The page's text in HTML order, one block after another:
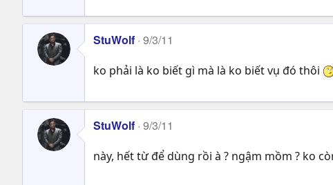
StuWolf 9/3/11
ko phải là ko biết gì mà là ko biết vụ đó thôi
StuWolf 9/3/11
này, hết từ để dùng rồi à ? ngậm mồm ? ko